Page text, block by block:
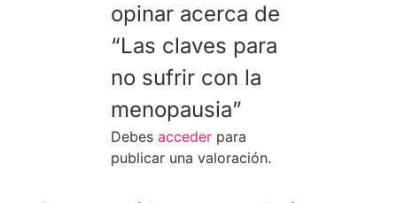
opinar acerca de
“Las claves para
no sufrir con la
menopausia”
Debes accederpara
publicar una valoración.